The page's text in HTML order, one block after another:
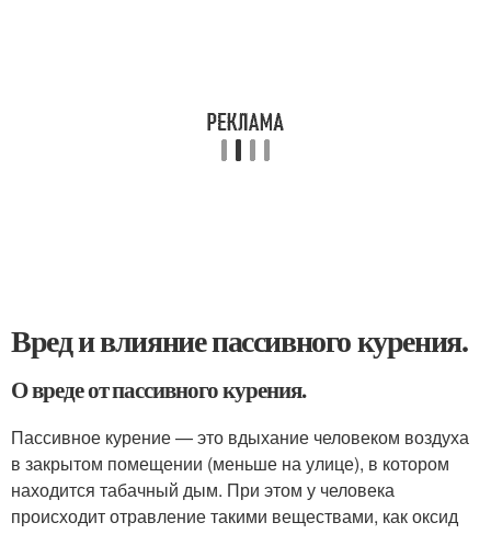
Вред и влияние пассивного курения.
О вреде от пассивного курения.
Пассивное курение — это вдыхание человеком воздуха
в закрытом помещении (меньше на улице), в котором
находится табачный дым. При этом у человека
происходит отравление такими веществами, как оксид